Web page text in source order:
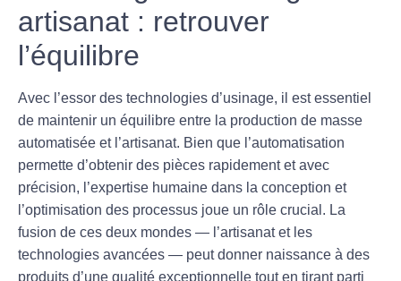
artisanat : retrouver
l’équilibre
Avec l’essor des technologies d’usinage, il est essentiel
de maintenir un équilibre entre la production de masse
automatisée et l’artisanat. Bien que l’automatisation
permette d’obtenir des pièces rapidement et avec
précision, l’expertise humaine dans la conception et
l’optimisation des processus joue un rôle crucial. La
fusion de ces deux mondes — l’artisanat et les
technologies avancées — peut donner naissance à des
produits d’une qualité exceptionnelle tout en tirant parti